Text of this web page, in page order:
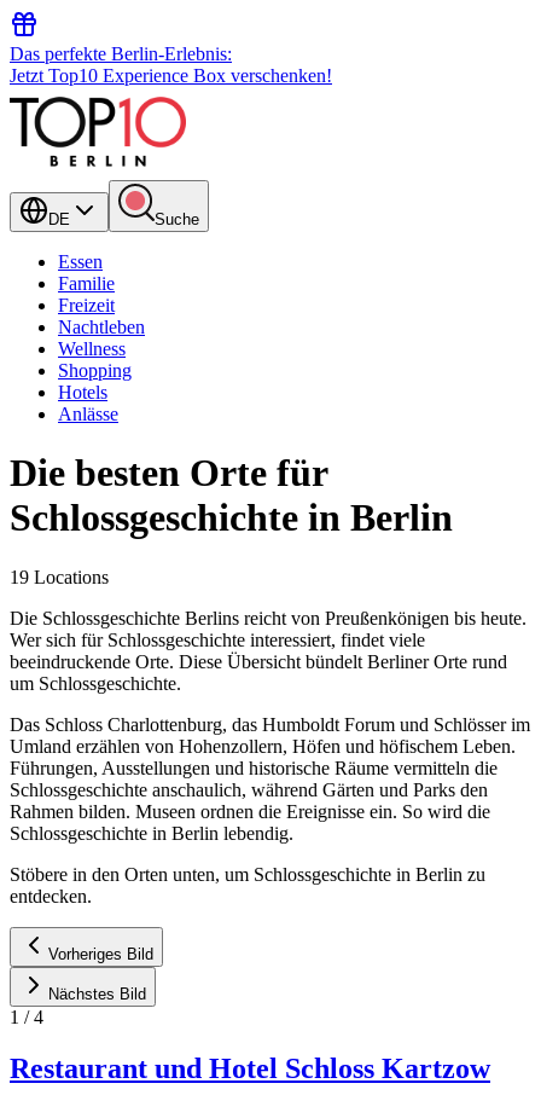
Das perfekte Berlin-Erlebnis:
Jetzt Top10 Experience Box verschenken!
DE Suche
Essen
Familie
Freizeit
Nachtleben
Wellness
Shopping
Hotels
Anlässe
Die besten Orte für
Schlossgeschichte in Berlin
19 Locations
Die Schlossgeschichte Berlins reicht von Preußenkönigen bis heute.
Wer sich für Schlossgeschichte interessiert, findet viele
beeindruckende Orte. Diese Übersicht bündelt Berliner Orte rund
um Schlossgeschichte.
Das Schloss Charlottenburg, das Humboldt Forum und Schlösser im
Umland erzählen von Hohenzollern, Höfen und höfischem Leben.
Führungen, Ausstellungen und historische Räume vermitteln die
Schlossgeschichte anschaulich, während Gärten und Parks den
Rahmen bilden. Museen ordnen die Ereignisse ein. So wird die
Schlossgeschichte in Berlin lebendig.
Stöbere in den Orten unten, um Schlossgeschichte in Berlin zu
entdecken.
Vorheriges Bild
Nächstes Bild
1 /4
Restaurant und Hotel Schloss Kartzow